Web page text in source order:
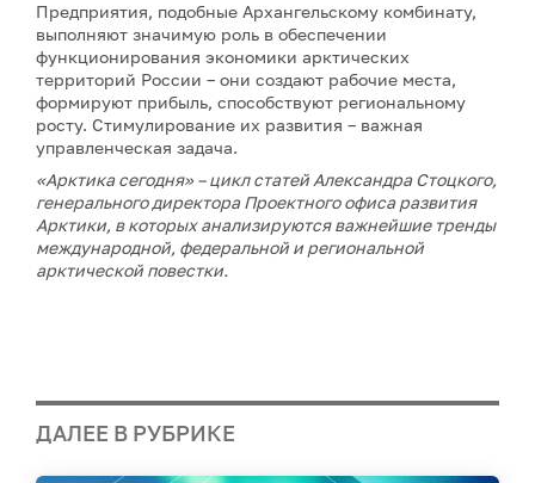
Предприятия, подобные Архангельскому комбинату,
выполняют значимую роль в обеспечении
функционирования экономики арктических
территорий России – они создают рабочие места,
формируют прибыль, способствуют региональному
росту. Стимулирование их развития – важная
управленческая задача.
«Арктика сегодня» – цикл статей Александра Стоцкого,
генерального директора Проектного офиса развития
Арктики, в которых анализируются важнейшие тренды
международной, федеральной и региональной
арктической повестки.
ДАЛЕЕ В РУБРИКЕ